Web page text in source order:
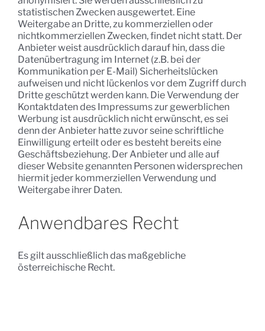
statistischen Zwecken ausgewertet. Eine
Weitergabe an Dritte, zu kommerziellen oder
nichtkommerziellen Zwecken, findet nicht statt. Der
Anbieter weist ausdrücklich darauf hin, dass die
Datenübertragung im Internet (z.B. bei der
Kommunikation per E-Mail) Sicherheitslücken
aufweisen und nicht lückenlos vor dem Zugriff durch
Dritte geschützt werden kann. Die Verwendung der
Kontaktdaten des Impressums zur gewerblichen
Werbung ist ausdrücklich nicht erwünscht, es sei
denn der Anbieter hatte zuvor seine schriftliche
Einwilligung erteilt oder es besteht bereits eine
Geschäftsbeziehung. Der Anbieter und alle auf
dieser Website genannten Personen widersprechen
hiermit jeder kommerziellen Verwendung und
Weitergabe ihrer Daten.
Anwendbares Recht
Es gilt ausschließlich das maßgebliche
österreichische Recht.